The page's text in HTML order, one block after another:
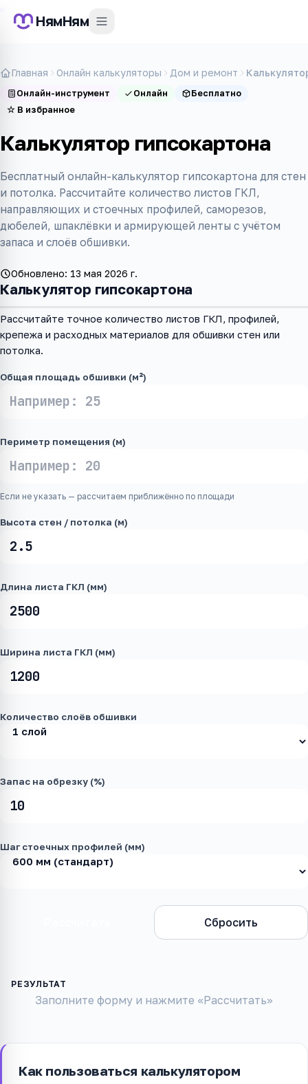
НямНям
Главная Онлайн калькуляторы Дом и ремонт
Онлайн-инструмент Онлайн
Бесплатно
☆ В избранное
Калькулятор гипсокартона
Бесплатный онлайн-калькулятор гипсокартона для стен
и потолка. Рассчитайте количество листов ГКЛ,
направляющих и стоечных профилей, саморезов,
дюбелей, шпаклёвки и армирующей ленты с учётом
запаса и слоёв обшивки.
Обновлено: 13 мая 2026 г.
Калькулятор гипсокартона
Рассчитайте точное количество листов ГКЛ, профилей,
крепежа и расходных материалов для обшивки стен или
потолка.
Общая площадь обшивки (м²)
Периметр помещения (м)
Если не указать — рассчитаем приближённо по площади
Высота стен / потолка (м)
Длина листа ГКЛ (мм)
Ширина листа ГКЛ (мм)
Количество слоёв обшивки
Запас на обрезку (%)
Шаг стоечных профилей (мм)
Сбросить
Заполните форму и нажмите «Рассчитать»
Как пользоваться калькулятором